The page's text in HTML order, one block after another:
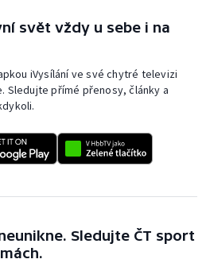
svět vždy u sebe i na
iVysílání ve své chytré televizi
Sledujte přímé přenosy, články a
Sledujte ČT sport